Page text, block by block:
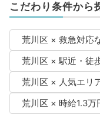
こだわり条件から
荒川区 × 救急対応
荒川区 × 駅近・徒
荒川区 × 人気エリ
荒川区 × 時給1.3万